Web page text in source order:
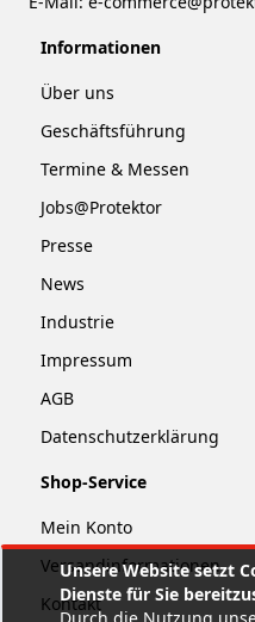
Unsere Website setzt
Dienste für Sie
Informationen
Über uns
Geschäftsführung
Termine & Messen
Jobs@Protektor
Presse
News
Industrie
Impressum
AGB
Datenschutzerklärung
Shop-Service
Mein Konto
Versandinformationen
Kontakt